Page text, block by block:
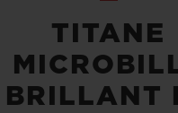
TITANE
BRILLANT